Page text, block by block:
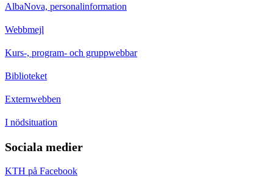
AlbaNova, personalinformation
Webbmejl
Kurs-, program- och gruppwebbar
Biblioteket
Externwebben
I nödsituation
Sociala medier
KTH på Facebook